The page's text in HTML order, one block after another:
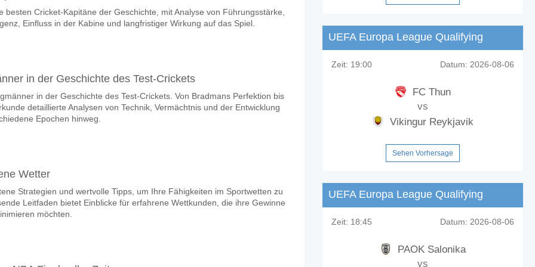
zwischen dem zu gewinnen ist Marsaxlokk v Zabbar St. Patrick?
Spiel punkten Marsaxlokk v Zabbar St. Patrick?
mit einem Prozentsatz von 61%.
Marsaxlokk v Zabbar St. Patrick?
Sie das Korrektes Ergebnis von versuchen 1-0 das hat einen prozentualen Anteil von 14%.
besten Cricket-Kapitäne der Geschichte, mit Analyse von Führungsstärke,
Einfluss in der Kabine und langfristiger Wirkung auf das Spiel.
in der Geschichte des Test-Crickets
in der Geschichte des Test-Crickets. Von Bradmans Perfektion bis
detaillierte Analysen von Technik, Vermächtnis und der Entwicklung
Epochen hinweg.
Wetter
Strategien und wertvolle Tipps, um Ihre Fähigkeiten im Sportwetten zu
Leitfaden bietet Einblicke für erfahrene Wettkunden, die ihre Gewinne
möchten.
UEFA Europa League Qualifying
Zeit: 19:00 Datum: 2026-08-06
FC Thun
vs
Vikingur Reykjavik
Sehen Vorhersage
UEFA Europa League Qualifying
Zeit: 18:45 Datum: 2026-08-06
PAOK Salonika
vs